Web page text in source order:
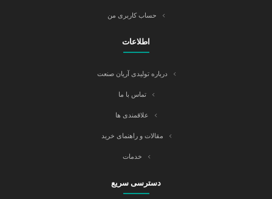
حساب کاربری من
اطلاعات
درباره تولیدی آریان صنعت
تماس با ما
علاقمندی ها
مقالات و راهنمای خرید
خدمات
دسترسی سریع